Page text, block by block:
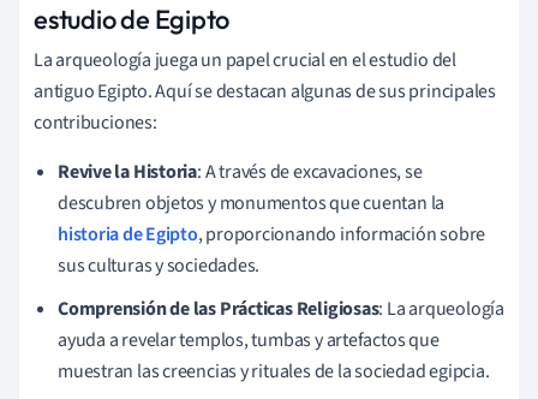
estudio de Egipto
La arqueología juega un papel crucial en el estudio del
antiguo Egipto. Aquí se destacan algunas de sus principales
contribuciones:
Revive la Historia: A través de excavaciones, se
descubren objetos y monumentos que cuentan la
historia de Egipto, proporcionando información sobre
sus culturas y sociedades.
Comprensión de las Prácticas Religiosas: La arqueología
ayuda a revelar templos, tumbas y artefactos que
muestran las creencias y rituales de la sociedad egipcia.